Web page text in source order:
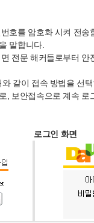
호를 암호화 시켜 전
말합니다.
전문 해커들로부터 안
같이 접속 방법을 선
, 보안접속으로 계속
로그인 화면